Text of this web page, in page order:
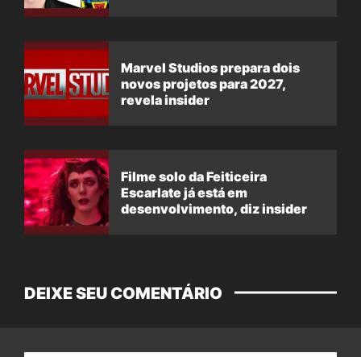
Marvel Studios prepara dois
novos projetos para 2027,
revela insider
Filme solo da Feiticeira
Escarlate já está em
desenvolvimento, diz insider
DEIXE SEU COMENTÁRIO